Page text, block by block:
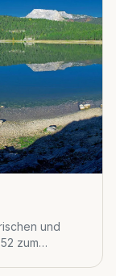
und
zum